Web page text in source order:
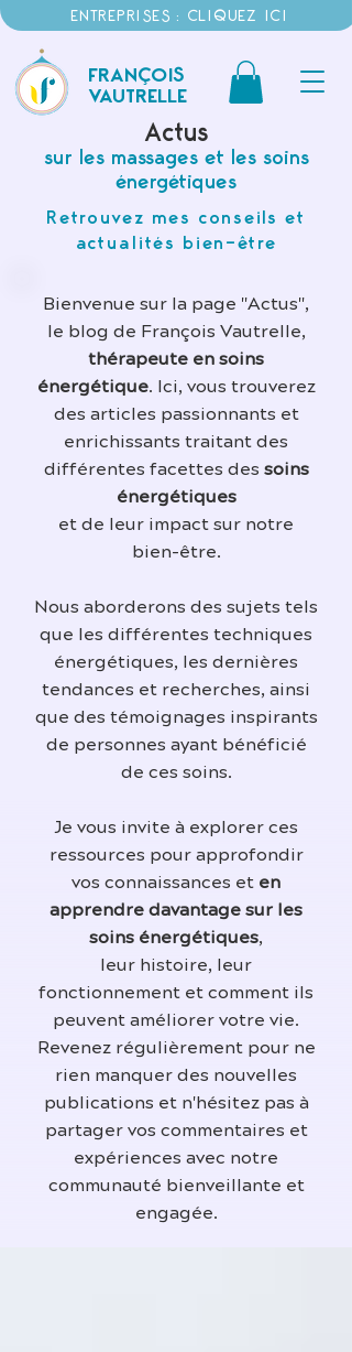
ENTREPRISES : CLIQUEZ ICI
FRANÇOIS
VAUTRELLE
Actus
sur les massages et les soins
énergétiques
Retrouvez mes conseils et
actualités bien-être
Bienvenue sur la page "Actus",
le blog de François Vautrelle,
thérapeute en soins
énergétique. Ici, vous trouverez
des articles passionnants et
enrichissants traitant des
différentes facettes des soins
énergétiques
et de leur impact sur notre
bien-être.
Nous aborderons des sujets tels
que les différentes techniques
énergétiques, les dernières
tendances et recherches, ainsi
que des témoignages inspirants
de personnes ayant bénéficié
de ces soins.
Je vous invite à explorer ces
ressources pour approfondir
vos connaissances et en
apprendre davantage sur les
soins énergétiques,
leur histoire, leur
fonctionnement et comment ils
peuvent améliorer votre vie.
Revenez régulièrement pour ne
rien manquer des nouvelles
publications et n'hésitez pas à
partager vos commentaires et
expériences avec notre
communauté bienveillante et
engagée.